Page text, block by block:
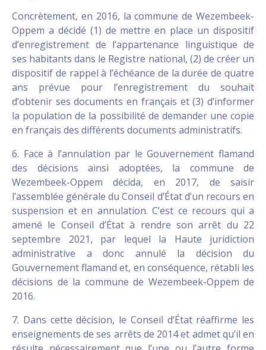
Concrètement, en 2016, la commune de Wezembeek-
Oppem a décidé (1) de mettre en place un dispositif
d’enregistrement de l’appartenance linguistique de
ses habitants dans le Registre national, (2) de créer un
dispositif de rappel à l’échéance de la durée de quatre
ans prévue pour l’enregistrement du souhait
d’obtenir ses documents en français et (3) d’informer
la population de la possibilité de demander une copie
en français des différents documents administratifs.
6. Face à l’annulation par le Gouvernement flamand
des décisions ainsi adoptées, la commune de
Wezembeek-Oppem décida, en 2017, de saisir
l’assemblée générale du Conseil d’État d’un recours en
suspension et en annulation. C’est ce recours qui a
amené le Conseil d’État à rendre son arrêt du 22
septembre 2021, par lequel la Haute juridiction
administrative a donc annulé la décision du
Gouvernement flamand et, en conséquence, rétabli les
décisions de la commune de Wezembeek-Oppem de
2016.
7. Dans cette décision, le Conseil d’État réaffirme les
enseignements de ses arrêts de 2014 et admet qu’il en